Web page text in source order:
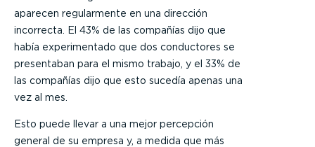
aparecen regularmente en una dirección
incorrecta. El 43% de las compañías dijo que
había experimentado que dos conductores se
presentaban para el mismo trabajo, y el 33% de
las compañías dijo que esto sucedía apenas una
vez al mes.
Esto puede llevar a una mejor percepción
general de su empresa y, a medida que más